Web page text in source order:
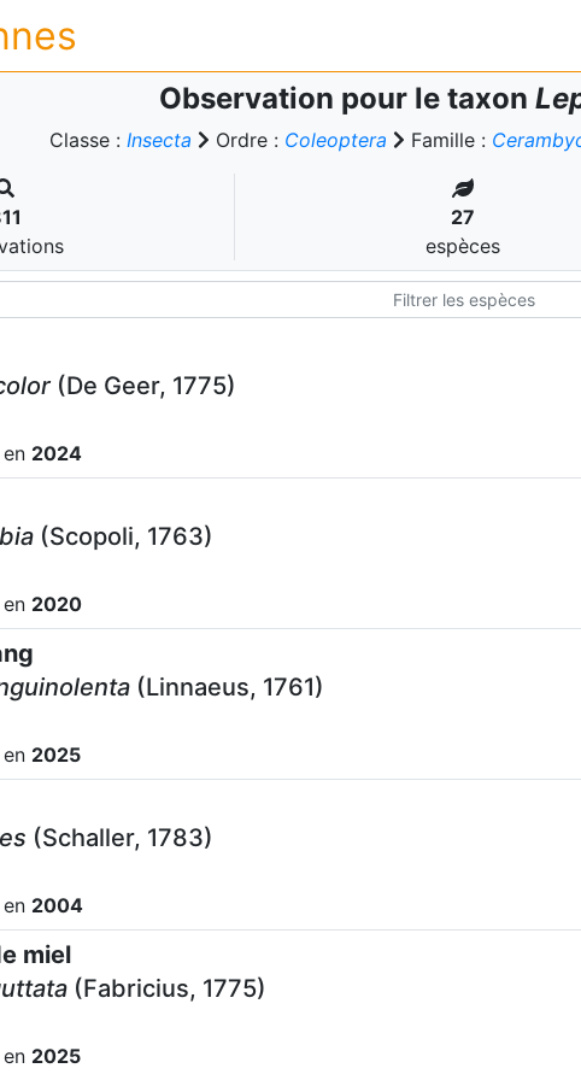
Observation pour le taxon
Classe : Insecta Ordre : Coleoptera Famille :
27
espèces
(De Geer, 1775)
2024
(Scopoli, 1763)
2020
(Linnaeus, 1761)
2025
(Schaller, 1783)
2004
miel
(Fabricius, 1775)
2025